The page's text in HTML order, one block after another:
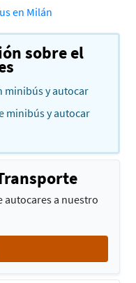
en Milán
sobre el
minibús y autocar
minibús y autocar
autocares a nuestro